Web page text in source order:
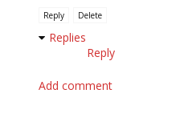
Reply Delete
Replies
Reply
Add comment